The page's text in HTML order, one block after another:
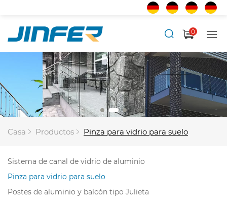
0
Casa Productos Pinza para vidrio para suelo
Sistema de canal de vidrio de aluminio
Pinza para vidrio para suelo
Postes de aluminio y balcón tipo Julieta